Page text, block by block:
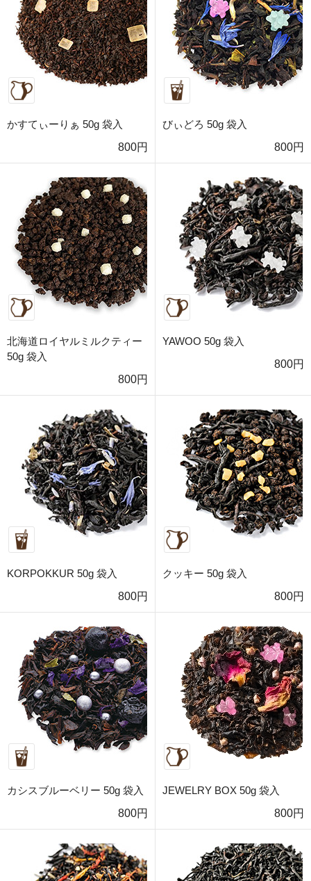
かすてぃーりぁ 50g 袋入
800円
びぃどろ 50g 袋入
800円
北海道ロイヤルミルクティー
50g 袋入
800円
YAWOO 50g 袋入
800円
KORPOKKUR 50g 袋入
800円
クッキー 50g 袋入
800円
カシスブルーベリー 50g 袋入
800円
JEWELRY BOX 50g 袋入
800円